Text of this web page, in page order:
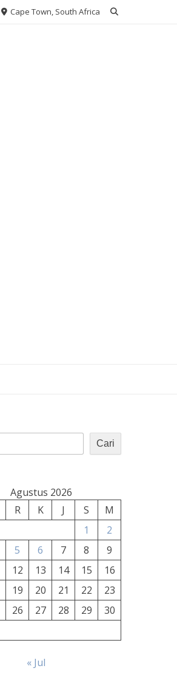
Cape Town, South Africa
Cari
Agustus 2026
R K J S
M
1
2
5 6 7 8
9
12 13 14 15
16
19 20 21 22
23
26 27 28 29
30
« Jul